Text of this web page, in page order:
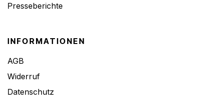
Presseberichte
INFORMATIONEN
AGB
Widerruf
Datenschutz